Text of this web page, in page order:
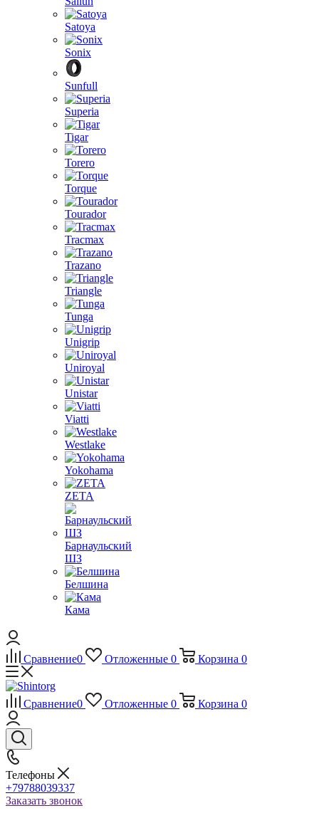
Satoya
Sonix
Sunfull
Superia
Tigar
Torero
Torque
Tourador
Tracmax
Trazano
Triangle
Tunga
Unigrip
Uniroyal
Unistar
Viatti
Westlake
Yokohama
ZETA
Барнаульский
ШЗ
Белшина
Кама
Сравнение0 Отложенные 0 Корзина 0
Сравнение0 Отложенные 0 Корзина 0
Телефоны
+79788039337
Заказать звонок